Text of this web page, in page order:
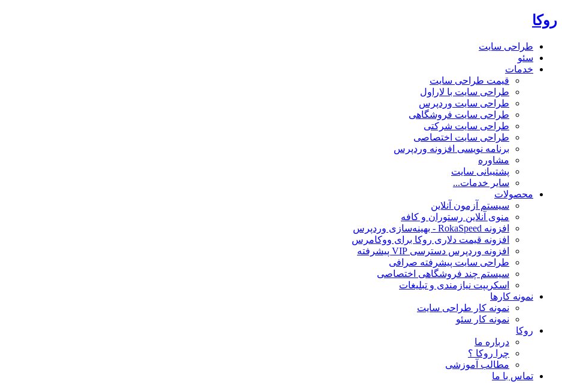
روکا
طراحی سایت
سئو
خدمات
قیمت طراحی سایت
طراحی سایت با لاراول
طراحی سایت وردپرس
طراحی سایت فروشگاهی
طراحی سایت شرکتی
طراحی سایت اختصاصی
برنامه نویسی افزونه وردپرس
مشاوره
پشتیبانی سایت
سایر خدمات...
محصولات
سیستم آزمون آنلاین
منوی آنلاین رستوران و کافه
افزونه RokaSpeed - بهینه‌سازی وردپرس
افزونه قیمت دلاری روکا برای ووکامرس
افزونه وردپرس دسترسی VIP پیشرفته
طراحی سایت پیشرفته صرافی
سیستم چند فروشگاهی اختصاصی
اسکریپت نیازمندی و تبلیغات
نمونه کارها
نمونه کار طراحی سایت
نمونه کار سئو
روکا
درباره ما
چرا روکا ؟
مطالب آموزشی
تماس با ما